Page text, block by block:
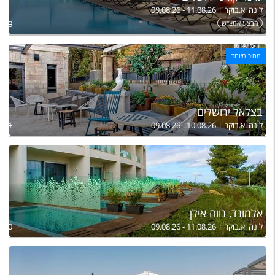
לינה וא.בוקר 09.08.26 - 11.08.26
מבצע אמצ"ש
מחיר מיוחד
בצלאל ירושלים
לינה וא.בוקר 09.08.26 - 10.08.26
אלמונד, נווה אילן
לינה וא.בוקר 09.08.26 - 11.08.26